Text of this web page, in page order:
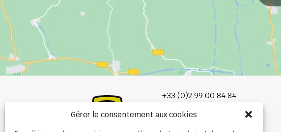
Gérer le consentement aux cookies
+33 (0)2 99 00 84 84
info@burel-group.com